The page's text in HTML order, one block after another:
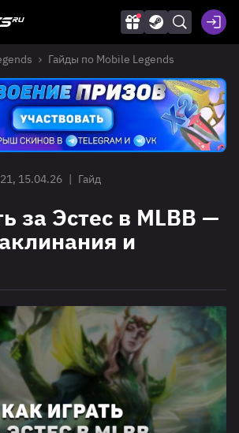
Гайды по Mobile Legends
15.04.26 | Гайд
за Эстес в MLBB —
и